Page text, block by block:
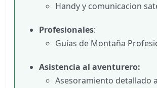
Handy y comunicacion
Profesionales:
Guías de Montaña
Asistencia al aventurero:
Asesoramiento detallado